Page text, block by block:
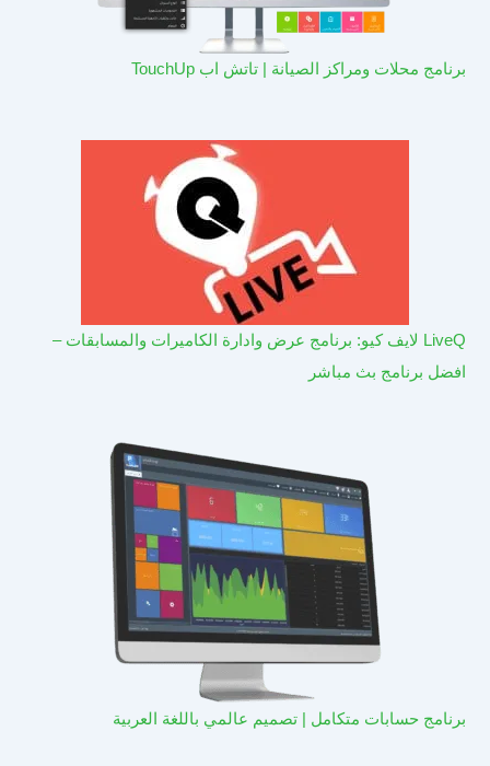
برنامج محلات ومراكز الصيانة | تاتش اب TouchUp
LiveQ لايف كيو: برنامج عرض وادارة الكاميرات والمسابقات –
افضل برنامج بث مباشر
برنامج حسابات متكامل | تصميم عالمي باللغة العربية